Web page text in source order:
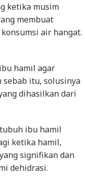
ketika musim
membuat
air hangat.
hamil agar
sebab itu, solusinya
dihasilkan dari
ibu hamil
ketika hamil,
signifikan dan
dehidrasi.